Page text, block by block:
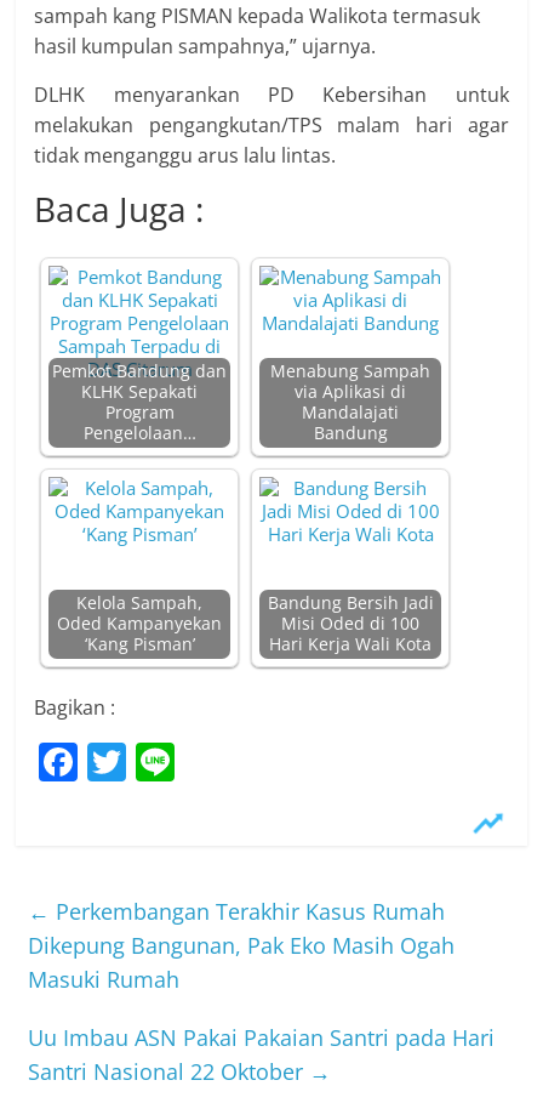
sampah kang PISMAN kepada Walikota termasuk
hasil kumpulan sampahnya,” ujarnya.
DLHK menyarankan PD Kebersihan untuk
melakukan pengangkutan/TPS malam hari agar
tidak menganggu arus lalu lintas.
Baca Juga :
Pemkot Bandung dan
KLHK Sepakati
Program
Pengelolaan…
Menabung Sampah
via Aplikasi di
Mandalajati
Bandung
Kelola Sampah,
Oded Kampanyekan
‘Kang Pisman’
Bandung Bersih Jadi
Misi Oded di 100
Hari Kerja Wali Kota
Bagikan :
F
b
o
o
k
T
← Perkembangan Terakhir Kasus Rumah
Dikepung Bangunan, Pak Eko Masih Ogah
Masuki Rumah
Uu Imbau ASN Pakai Pakaian Santri pada Hari
Santri Nasional 22 Oktober →